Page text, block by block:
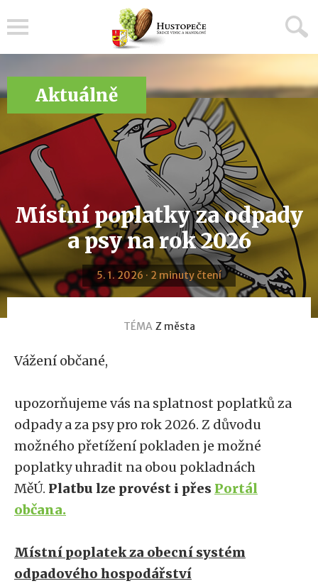
Aktuálně
Místní poplatky za odpady
a psy na rok 2026
5. 1. 2026 · 2 minuty čtení
TÉMA Z města
Vážení občané,
upozorňujeme vás na splatnost poplatků za
odpady a za psy pro rok 2026. Z důvodu
možného přetížení pokladen je možné
poplatky uhradit na obou pokladnách
MěÚ. Platbu lze provést i přes Portál
občana.
Místní poplatek za obecní systém
odpadového hospodářství